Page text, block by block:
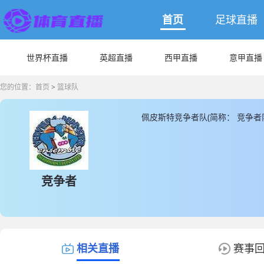
首页 足球直播
世界杯直播 英超直播 西甲直播 意甲直播
您的位置： 首页 > 篮球队
竞争者
佩皮斯特竞争者队(简称： 竞争
相关直播 赛事